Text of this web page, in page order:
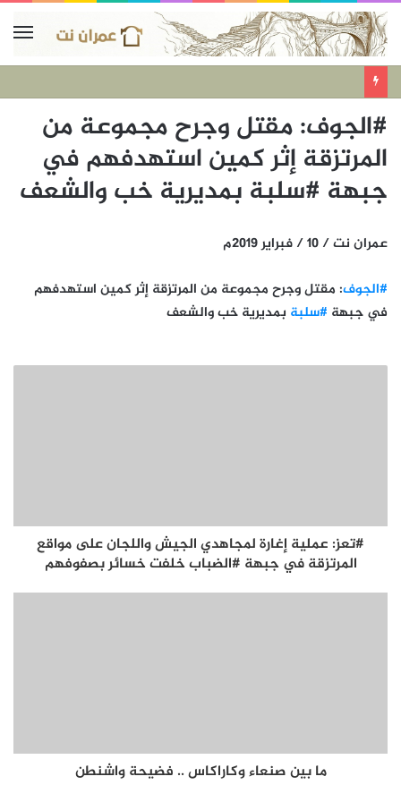
#الجوف: مقتل وجرح مجموعة من
المرتزقة إثر كمين استهدفهم في
جبهة #سلبة بمديرية خب والشعف
عمران نت / 10 / فبراير 2019م
#الجوف: مقتل وجرح مجموعة من المرتزقة إثر كمين استهدفهم
في جبهة #سلبة بمديرية خب والشعف
#تعز: عملية إغارة لمجاهدي الجيش واللجان على مواقع
المرتزقة في جبهة #الضباب خلفت خسائر بصفوفهم
ما بين صنعاء وكاراكاس .. فضيحة واشنطن